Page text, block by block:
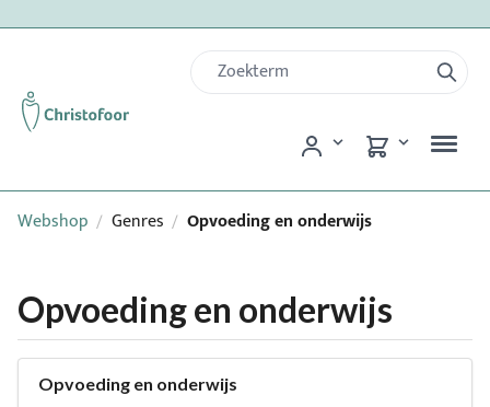
Webshop / Genres / Opvoeding en onderwijs
Opvoeding en onderwijs
Opvoeding en onderwijs